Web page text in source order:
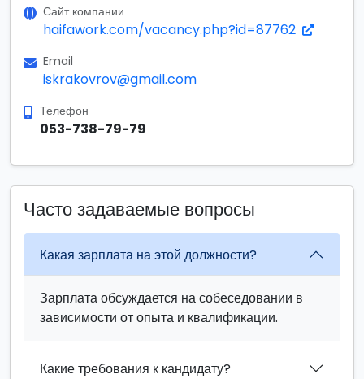
Сайт компании
haifawork.com/vacancy.php?id=87762
Email
iskrakovrov@gmail.com
Телефон
053-738-79-79
Часто задаваемые вопросы
Какая зарплата на этой должности?
Зарплата обсуждается на собеседовании в
зависимости от опыта и квалификации.
Какие требования к кандидату?